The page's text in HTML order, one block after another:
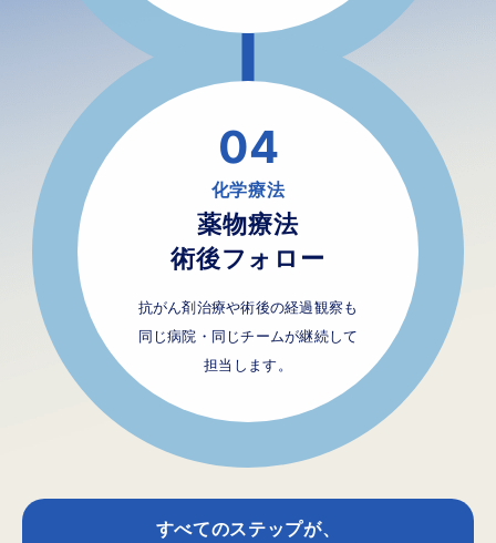
04
化学療法
薬物療法
術後フォロー
抗がん剤治療や術後の経過観察も
同じ病院・同じチームが継続して
担当します。
すべてのステップが、